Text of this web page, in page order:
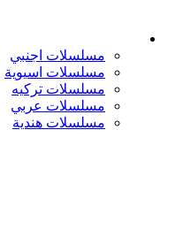
مسلسلات اجنبي
مسلسلات اسيوية
مسلسلات تركيه
مسلسلات عربي
مسلسلات هندية